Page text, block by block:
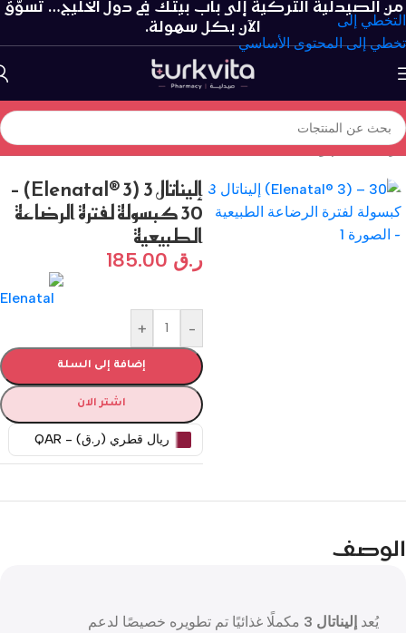
التخطي إلى
تخطي إلى المحتوى الأساسي
من الصيدلية التركية إلى باب بيتك في دول الخليج… تسوّق
الآن بكل سهولة.
الرئيسية/الام و الطفل/صحة الطفل
إليناتال 3 (Elenatal® 3) –
30 كبسولة لفترة الرضاعة
الطبيعية
ر.ق
-
+
إضافة إلى السلة
اشتر الان
ريال قطري (ر.ق) - QAR
الوصف
يُعد إليناتال 3
مكملًا غذائيًا تم تطويره خصيصًا لدعم